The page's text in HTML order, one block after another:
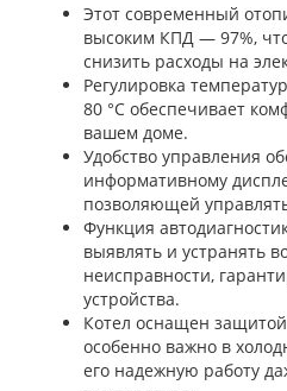
Этот современный
высоким КПД — 97%,
снизить расходы на
Регулировка
80 °C обеспечивает
вашем доме.
Удобство управления
информативному
позволяющей
Функция
выявлять и устранять
неисправности,
устройства.
Котел оснащен
особенно важно в
его надежную работу